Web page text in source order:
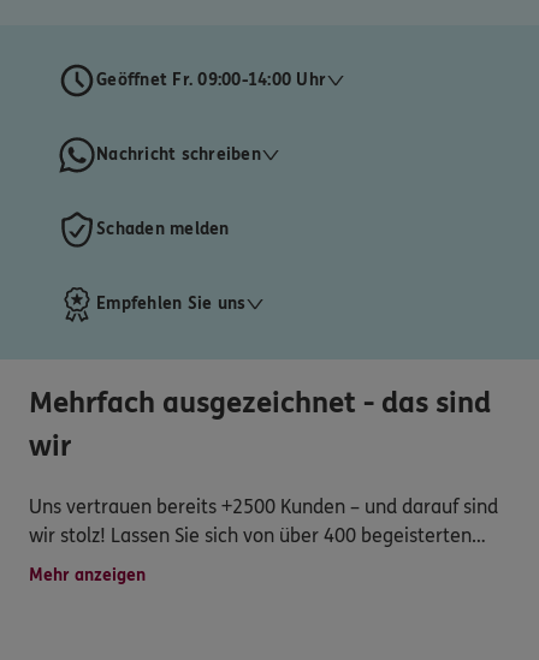
Geöffnet Fr. 09:00-14:00 Uhr
Nachricht schreiben
Schaden melden
Empfehlen Sie uns
Mehrfach ausgezeichnet - das sind
wir
Uns vertrauen bereits +2500 Kunden – und darauf sind
wir stolz! Lassen Sie sich von über 400 begeisterten
Kundenstimmen auf Google und ProvenExpert
Mehr anzeigen